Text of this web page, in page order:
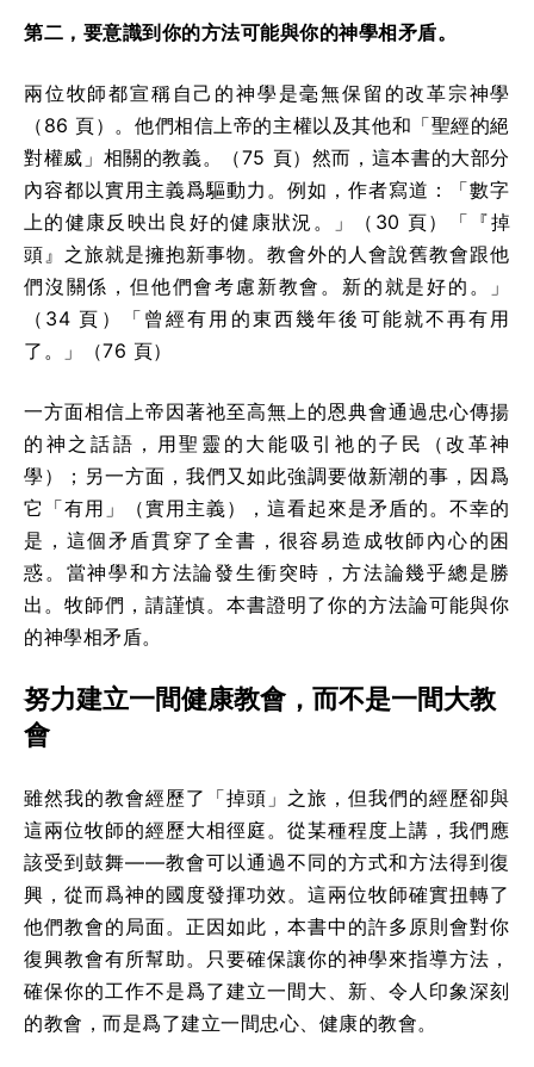
第二，要意識到你的方法可能與你的神學相矛盾。
兩位牧師都宣稱自己的神學是毫無保留的改革宗神學
（86 頁）。他們相信上帝的主權以及其他和「聖經的絕
對權威」相關的教義。（75 頁）然而，這本書的大部分
內容都以實用主義爲驅動力。例如，作者寫道：「數字
上的健康反映出良好的健康狀況。」（30 頁）「『掉
頭』之旅就是擁抱新事物。教會外的人會說舊教會跟他
們沒關係，但他們會考慮新教會。新的就是好的。」
（34 頁）「曾經有用的東西幾年後可能就不再有用
了。」（76 頁）
一方面相信上帝因著祂至高無上的恩典會通過忠心傳揚
的神之話語，用聖靈的大能吸引祂的子民（改革神
學）；另一方面，我們又如此強調要做新潮的事，因爲
它「有用」（實用主義），這看起來是矛盾的。不幸的
是，這個矛盾貫穿了全書，很容易造成牧師內心的困
惑。當神學和方法論發生衝突時，方法論幾乎總是勝
出。牧師們，請謹慎。本書證明了你的方法論可能與你
的神學相矛盾。
努力建立一間健康教會，而不是一間大教
會
雖然我的教會經歷了「掉頭」之旅，但我們的經歷卻與
這兩位牧師的經歷大相徑庭。從某種程度上講，我們應
該受到鼓舞——教會可以通過不同的方式和方法得到復
興，從而爲神的國度發揮功效。這兩位牧師確實扭轉了
他們教會的局面。正因如此，本書中的許多原則會對你
復興教會有所幫助。只要確保讓你的神學來指導方法，
確保你的工作不是爲了建立一間大、新、令人印象深刻
的教會，而是爲了建立一間忠心、健康的教會。